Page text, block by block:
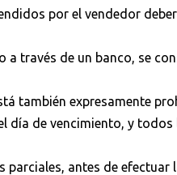
por el vendedor
a través de un banco, se
también expresamente
día de vencimiento, y
antes de efectuar